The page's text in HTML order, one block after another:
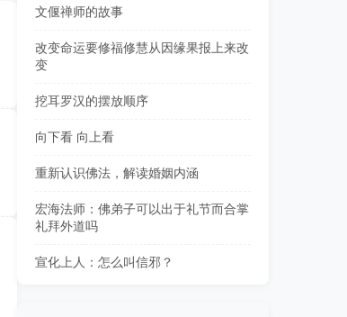
文偃禅师的故事
改变命运要修福修慧从因缘果报上来改
变
挖耳罗汉的摆放顺序
向下看 向上看
重新认识佛法，解读婚姻内涵
宏海法师：佛弟子可以出于礼节而合掌
礼拜外道吗
宣化上人：怎么叫信邪？